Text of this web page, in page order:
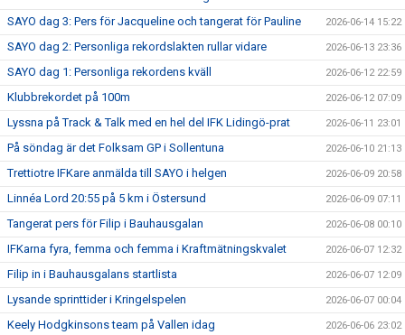
SAYO dag 3: Pers för Jacqueline och tangerat för Pauline 2026-06-14 15:22
SAYO dag 2: Personliga rekordslakten rullar vidare 2026-06-13 23:36
SAYO dag 1: Personliga rekordens kväll 2026-06-12 22:59
Klubbrekordet på 100m 2026-06-12 07:09
Lyssna på Track & Talk med en hel del IFK Lidingö-prat 2026-06-11 23:01
På söndag är det Folksam GP i Sollentuna 2026-06-10 21:13
Trettiotre IFKare anmälda till SAYO i helgen 2026-06-09 20:58
Linnéa Lord 20:55 på 5 km i Östersund 2026-06-09 07:11
Tangerat pers för Filip i Bauhausgalan 2026-06-08 00:10
IFKarna fyra, femma och femma i Kraftmätningskvalet 2026-06-07 12:32
Filip in i Bauhausgalans startlista 2026-06-07 12:09
Lysande sprinttider i Kringelspelen 2026-06-07 00:04
Keely Hodgkinsons team på Vallen idag 2026-06-06 23:02